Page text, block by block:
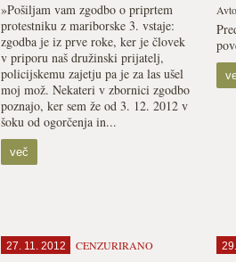
»Pošiljam vam zgodbo o priprtem
protestniku z mariborske 3. vstaje:
zgodba je iz prve roke, ker je človek
v priporu naš družinski prijatelj,
policijskemu zajetju pa je za las ušel
moj mož. Nekateri v zbornici zgodbo
poznajo, ker sem že od 3. 12. 2012 v
šoku od ogorčenja in...
več
27. 11. 2012 CENZURIRANO